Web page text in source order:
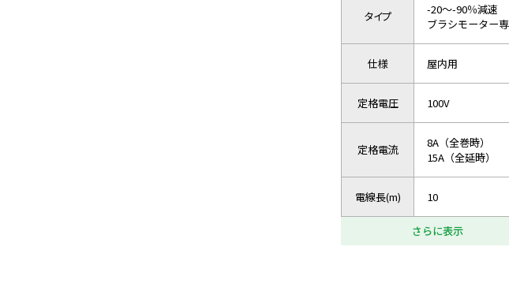
タイプ
-20～-90％減速
ブラシモーター
仕様 屋内用
定格電圧 100V
定格電流
8A（全巻時）
15A（全延時）
電線長(m) 10
さらに表示